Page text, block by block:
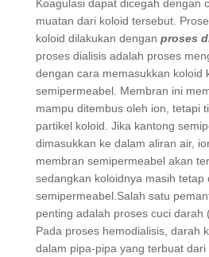
Koagulasi dapat dicegah dengan
muatan dari koloid tersebut.
koloid dilakukan dengan proses
proses dialisis adalah proses
dengan cara memasukkan koloid
semipermeabel. Membran ini
mampu ditembus oleh ion, tetapi
partikel koloid. Jika kantong
dimasukkan ke dalam aliran air,
membran semipermeabel akan
sedangkan koloidnya masih tetap
semipermeabel.Salah satu
penting adalah proses cuci darah
Pada proses hemodialisis, darah
dalam pipa-pipa yang terbuat